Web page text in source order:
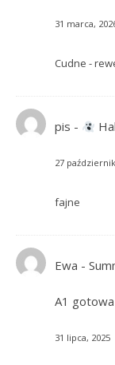
31 marca,
Cudne -
pis -
27
fajne
Ewa -
A1
31 lipca, 2025